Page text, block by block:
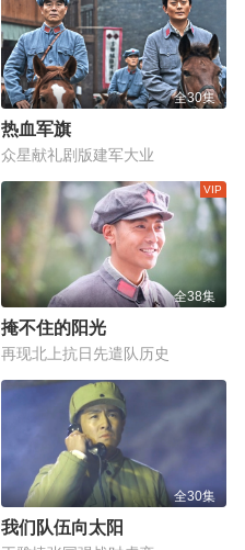
全30集
热血军旗
众星献礼剧版建军大业
全38集
掩不住的阳光
再现北上抗日先遣队历史
全30集
我们队伍向太阳